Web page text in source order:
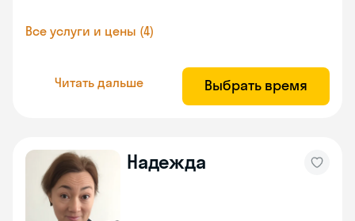
Все услуги и цены (4)
Читать дальше Выбрать время
Надежда